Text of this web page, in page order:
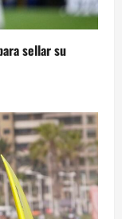
sellar su